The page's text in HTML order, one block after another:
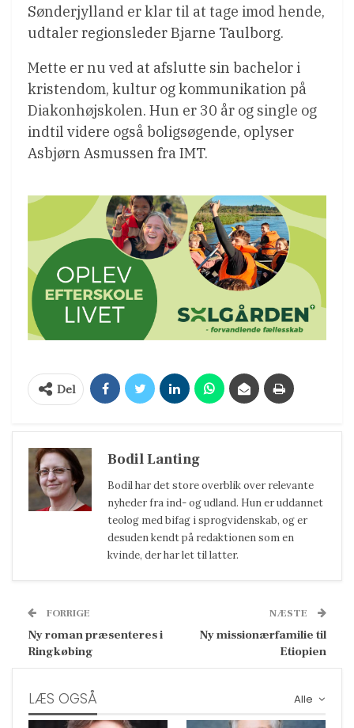
Sønderjylland er klar til at tage imod hende,
udtaler regionsleder Bjarne Taulborg.
Mette er nu ved at afslutte sin bachelor i
kristendom, kultur og kommunikation på
Diakonhøjskolen. Hun er 30 år og single og
indtil videre også boligsøgende, oplyser
Asbjørn Asmussen fra IMT.
Del
Bodil Lanting
Bodil har det store overblik over relevante
nyheder fra ind- og udland. Hun er uddannet
teolog med bifag i sprogvidenskab, og er
desuden kendt på redaktionen som en
kvinde, der har let til latter.
FORRIGE
Ny roman præsenteres i
Ringkøbing
NÆSTE
Ny missionærfamilie til
Etiopien
Alle
LÆS OGSÅ